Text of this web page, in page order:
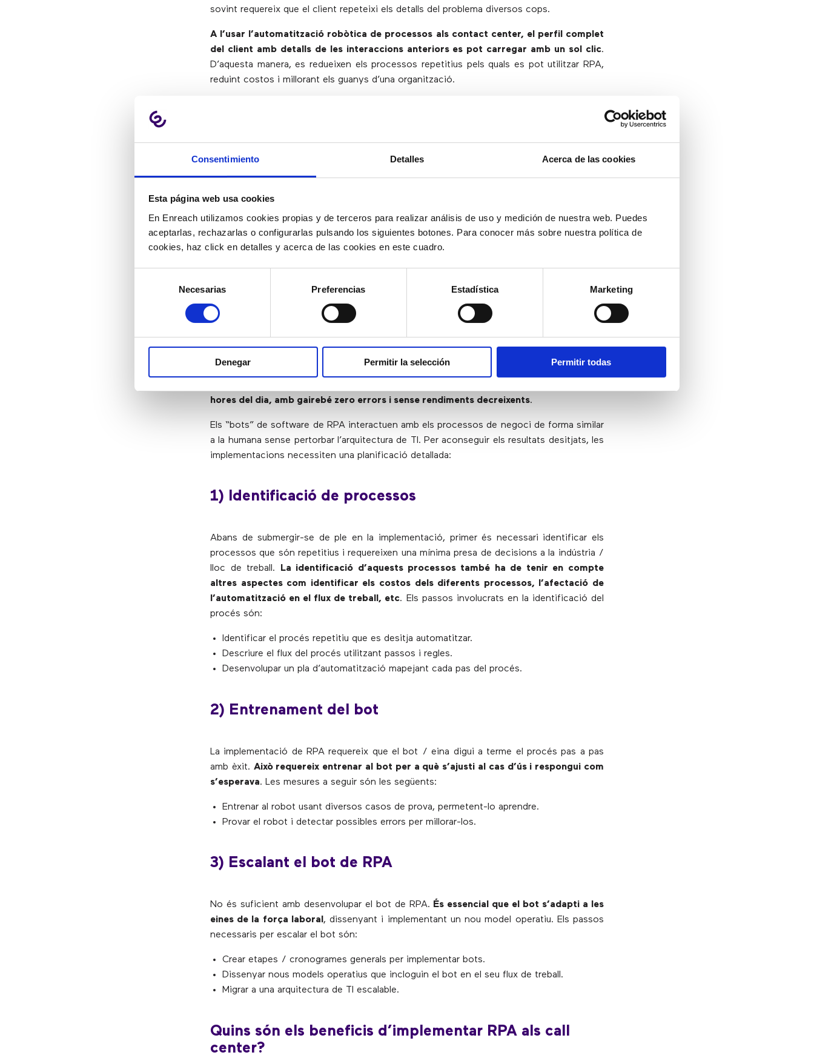
Consentimiento Detalles Acerca de las cookies
Esta página web usa cookies
En Enreach utilizamos cookies propias y de terceros para realizar análisis de uso y medición de nuestra web. Puedes
aceptarlas, rechazarlas o configurarlas pulsando los siguientes botones. Para conocer más sobre nuestra política de
cookies, haz click en detalles y acerca de las cookies en este cuadro.
consentimiento
Necesarias Preferencias Estadística Marketing
Denegar Permitir la selección Permitir todas
sovint requereix que el client repeteixi els detalls del problema diversos cops.
A l’usar l’automatització robòtica de processos als contact center, el perfil complet
del client amb detalls de les interaccions anteriors es pot carregar amb un sol clic.
D’aquesta manera, es redueixen els processos repetitius pels quals es pot utilitzar RPA,
reduint costos i millorant els guanys d’una organització.
Dades de facturació.
Gestió de dades dels empleats.
Creació de factures.
Migració de dades.
Preparació d’informes.
Com implementar l’automatització robòtica de
processos?
totes les indústries. Amb ella, els processos comercials es poden aconseguir 20 cops
hores del dia, amb gairebé zero errors i sense rendiments decreixents.
Els “bots” de software de RPA interactuen amb els processos de negoci de forma similar
a la humana sense pertorbar l’arquitectura de TI. Per aconseguir els resultats desitjats, les
implementacions necessiten una planificació detallada:
1) Identificació de processos
Abans de submergir-se de ple en la implementació, primer és necessari identificar els
processos que són repetitius i requereixen una mínima presa de decisions a la indústria /
lloc de treball.
La identificació d’aquests processos també ha de tenir en compte
altres aspectes com identificar els costos dels diferents processos, l’afectació de
l’automatització en el flux de treball, etc. Els passos involucrats en la identificació del
procés són:
Identificar el procés repetitiu que es desitja automatitzar.
Descriure el flux del procés utilitzant passos i regles.
Desenvolupar un pla d’automatització mapejant cada pas del procés.
2) Entrenament del bot
La implementació de RPA requereix que el bot / eina digui a terme el procés pas a pas
amb èxit. Això requereix entrenar al bot per a què s’ajusti al cas d’ús i respongui com
s’esperava. Les mesures a seguir són les següents:
Entrenar al robot usant diversos casos de prova, permetent-lo aprendre.
Provar el robot i detectar possibles errors per millorar-los.
3) Escalant el bot de RPA
No és suficient amb desenvolupar el bot de RPA. És essencial que el bot s’adapti a les
eines de la força laboral , dissenyant i implementant un nou model operatiu. Els passos
necessaris per escalar el bot són:
Crear etapes / cronogrames generals per implementar bots.
Dissenyar nous models operatius que incloguin el bot en el seu flux de treball.
Migrar a una arquitectura de TI escalable.
Quins són els beneficis d’implementar RPA als call
center?